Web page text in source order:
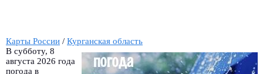
Карты России / Курганская область
В субботу, 8
августа 2026 года
погода в